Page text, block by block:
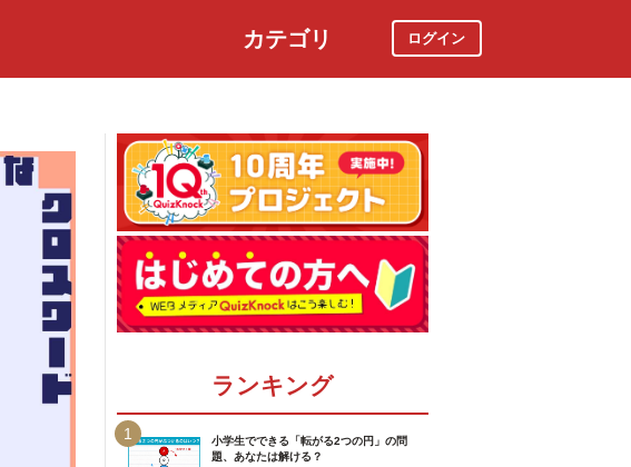
カテゴリ ログイン
ランキング
1
小学生でできる「転がる2つの円」の問
題、あなたは解ける？